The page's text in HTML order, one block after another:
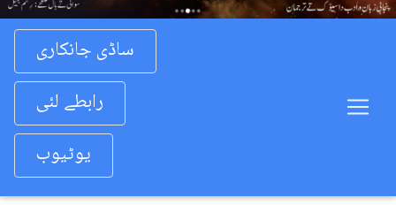
ساڈی جانکاری
رابطے لئی
یوٹیوب